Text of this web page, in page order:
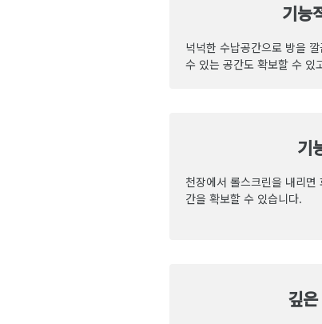
기능
넉넉한 수납공간으로 방을
수 있는 공간도 확보할 수 있
기
천장에서 롤스크린을 내리
간을 확보할 수 있습니다.
깊